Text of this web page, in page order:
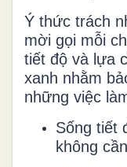
Ý thức trách
mời gọi mỗi
tiết độ và lựa
xanh nhằm
những việc
Sống tiết
không